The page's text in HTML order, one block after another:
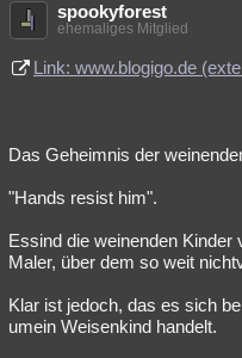
spookyforest
ehemaliges Mitglied
Link: www.blogigo.de
Das Geheimnis der
"Hands resist him".
Essind die weinenden
Maler, über dem so weit
Klar ist jedoch, das es sich
umein Weisenkind handelt.